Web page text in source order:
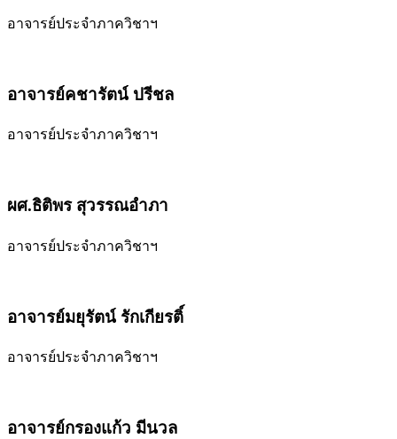
อาจารย์ประจำภาควิชาฯ
อาจารย์คชารัตน์ ปรีชล
อาจารย์ประจำภาควิชาฯ
ผศ.ธิติพร สุวรรณอำภา
อาจารย์ประจำภาควิชาฯ
อาจารย์มยุรัตน์ รักเกียรติ์
อาจารย์ประจำภาควิชาฯ
อาจารย์กรองแก้ว มีนวล